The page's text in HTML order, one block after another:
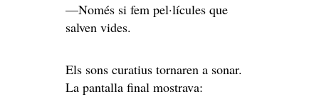
—Només si fem pel·lícules que
salven vides.
Els sons curatius tornaren a sonar.
La pantalla final mostrava: